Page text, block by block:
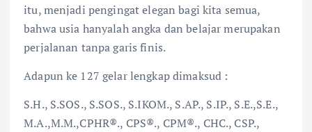
itu, menjadi pengingat elegan bagi kita semua,
bahwa usia hanyalah angka dan belajar merupakan
perjalanan tanpa garis finis.
Adapun ke 127 gelar lengkap dimaksud :
S.H., S.SOS., S.SOS., S.IKOM., S.AP., S.IP., S.E.,S.E.,
M.A.,M.M.,CPHR®., CPS®., CPM®., CHC., CSP.,